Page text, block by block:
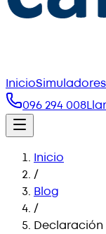
InicioSimuladores
096 294 008
Inicio
/
Blog
/
Declaración